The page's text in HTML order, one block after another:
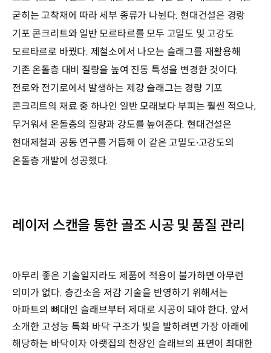
굳히는 고착재에 따라 세부 종류가 나뉜다. 현대건설은 경랑
기포 콘크리트와 일반 모르타르를 모두 고밀도 및 고강도
모르타르로 바꿨다. 제철소에서 나오는 슬래그를 재활용해
기존 온돌층 대비 질량을 높여 진동 특성을 변경한 것이다.
전로와 전기로에서 발생하는 제강 슬래그는 경량 기포
콘크리트의 재료 중 하나인 일반 모래보다 부피는 훨씬 적으나,
무거워서 온돌층의 질량과 강도를 높여준다. 현대건설은
현대제철과 공동 연구를 거듭해 이 같은 고밀도∙고강도의
온돌층 개발에 성공했다.
레이저 스캔을 통한 골조 시공 및 품질 관리
아무리 좋은 기술일지라도 제품에 적용이 불가하면 아무런
의미가 없다. 층간소음 저감 기술을 반영하기 위해서는
아파트의 뼈대인 슬래브부터 제대로 시공이 돼야 한다. 앞서
소개한 고성능 특화 바닥 구조가 빛을 발하려면 가장 아래에
해당하는 바닥이자 아랫집의 천장인 슬래브의 표면이 최대한